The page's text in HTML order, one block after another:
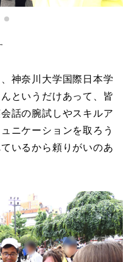
神奈川大学国際日本学
というだけあって、皆
話の腕試しやスキルア
ニケーションを取ろう
いるから頼りがいのあ